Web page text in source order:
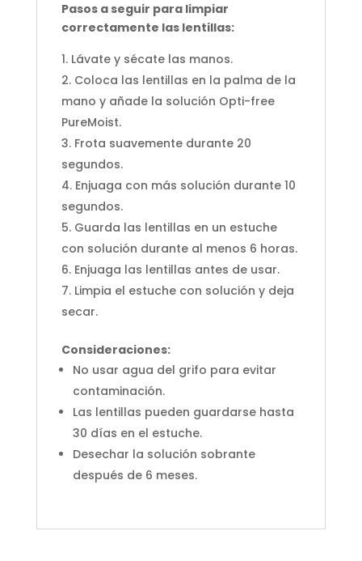
Pasos a seguir para limpiar
correctamente las lentillas:
Lávate y sécate las manos.
Coloca las lentillas en la palma de la
mano y añade la solución Opti-free
PureMoist.
Frota suavemente durante 20
segundos.
Enjuaga con más solución durante 10
segundos.
Guarda las lentillas en un estuche
con solución durante al menos 6 horas.
Enjuaga las lentillas antes de usar.
Limpia el estuche con solución y deja
secar.
Consideraciones:
No usar agua del grifo para evitar
contaminación.
Las lentillas pueden guardarse hasta
30 días en el estuche.
Desechar la solución sobrante
después de 6 meses.